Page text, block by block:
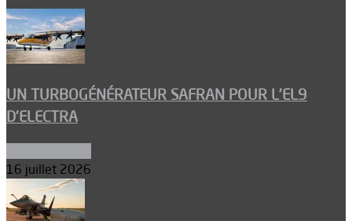
UN TURBOGÉNÉRATEUR SAFRAN POUR L’EL9
D’ELECTRA
16 juillet 2026